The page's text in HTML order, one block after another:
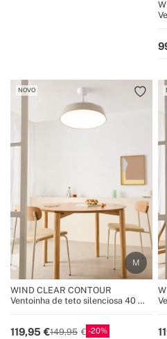
NOVO
WIND CLEAR CONTOUR
Ventoinha de teto silenciosa 40 W
119,95 149,95 20